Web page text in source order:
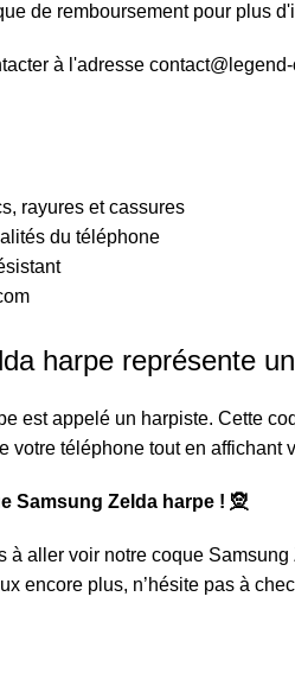
de remboursement pour plus
à l'adresse
rayures et cassures
du téléphone
harpe représente
est appelé un harpiste. Cette
votre téléphone tout en affichant
Samsung Zelda harpe ! 🧝
à aller voir notre coque Samsung
encore plus, n’hésite pas à